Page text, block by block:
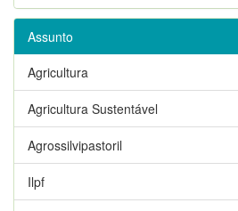
Assunto
Agricultura
Agricultura Sustentável
Agrossilvipastoril
Ilpf